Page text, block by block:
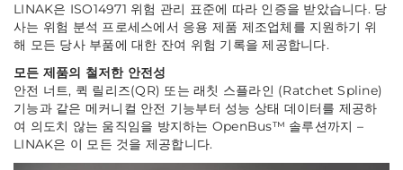
LINAK은 ISO14971 위험 관리 표준에 따라 인증을 받았습니다. 당
사는 위험 분석 프로세스에서 응용 제품 제조업체를 지원하기 위
해 모든 당사 부품에 대한 잔여 위험 기록을 제공합니다.
모든 제품의 철저한 안전성
안전 너트, 퀵 릴리즈(QR) 또는 래칫 스플라인 (Ratchet Spline)
기능과 같은 메커니컬 안전 기능부터 성능 상태 데이터를 제공하
여 의도치 않는 움직임을 방지하는 OpenBus™ 솔루션까지 –
LINAK은 이 모든 것을 제공합니다.